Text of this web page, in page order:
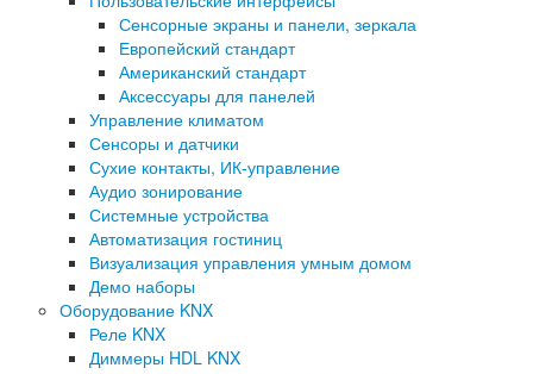
Сенсорные экраны и панели, зеркала
Европейский стандарт
Американский стандарт
Аксессуары для панелей
Управление климатом
Сенсоры и датчики
Сухие контакты, ИК-управление
Аудио зонирование
Системные устройства
Автоматизация гостиниц
Визуализация управления умным домом
Демо наборы
Оборудование KNX
Реле KNX
Диммеры HDL KNX